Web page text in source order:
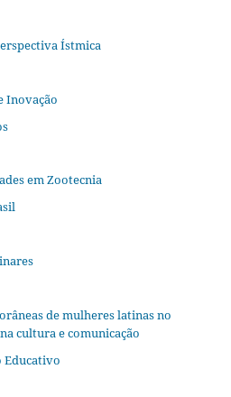
Ístmica
Inovação
em Zootecnia
de mulheres latinas no
cultura e comunicação
Educativo